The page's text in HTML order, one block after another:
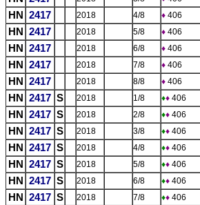
HN 2417 2018 4/8 ♦ 406
HN 2417 2018 5/8 ♦ 406
HN 2417 2018 6/8 ♦ 406
HN 2417 2018 7/8 ♦ 406
HN 2417 2018 8/8 ♦ 406
HN 2417 S 2018 1/8 ♦♦ 406
HN 2417 S 2018 2/8 ♦♦ 406
HN 2417 S 2018 3/8 ♦♦ 406
HN 2417 S 2018 4/8 ♦♦ 406
HN 2417 S 2018 5/8 ♦♦ 406
HN 2417 S 2018 6/8 ♦♦ 406
HN 2417 S 2018 7/8 ♦♦ 406